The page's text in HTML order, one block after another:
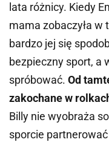
lata różnicy. Kiedy
mama zobaczyła w
bardzo jej się
bezpieczny sport, a
spróbować. Od
zakochane w
Billy nie wyobraża
sporcie